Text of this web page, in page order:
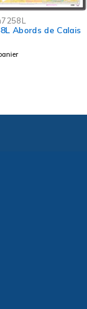
Calais
Shom